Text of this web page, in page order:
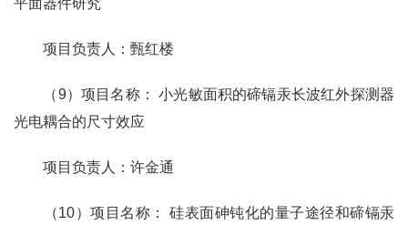
项目负责人：甄红楼
（9）项目名称： 小光敏面积的碲镉汞长波红外探测器
光电耦合的尺寸效应
项目负责人：许金通
（10）项目名称： 硅表面砷钝化的量子途径和碲镉汞